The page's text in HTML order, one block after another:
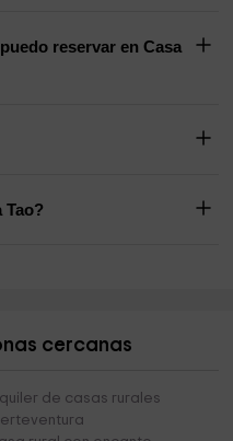
reservar en Casa
Tao?
cercanas
de casas rurales